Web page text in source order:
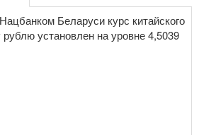
Беларуси курс китайского
установлен на уровне 4,5039